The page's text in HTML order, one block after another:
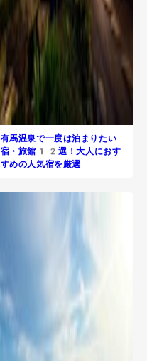
有馬温泉で一度は泊まりたい
宿・旅館12選！大人におす
すめの人気宿を厳選